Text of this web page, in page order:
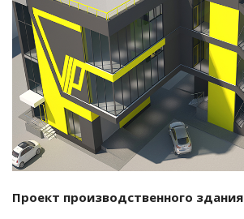
Смотреть проект
Проект производственного здания